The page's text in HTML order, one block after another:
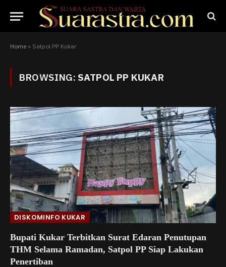
Home » Satpol PP Kukar
BROWSING: SATPOL PP KUKAR
DISKOMINFO KUKAR
Bupati Kukar Terbitkan Surat Edaran Penutupan
THM Selama Ramadan, Satpol PP Siap Lakukan
Penertiban